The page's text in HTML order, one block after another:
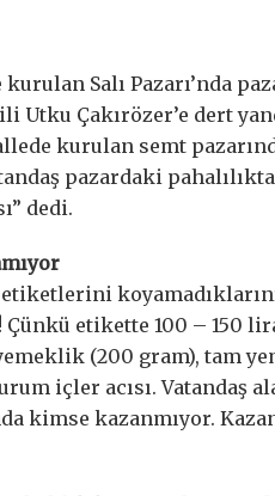
Salı Pazarı’nda
Utku Çakırözer’e dert
kurulan semt
pazardaki
dedi.
etikette 100 – 150
(200 gram), tam
içler acısı. Vatandaş
kimse kazanmıyor.